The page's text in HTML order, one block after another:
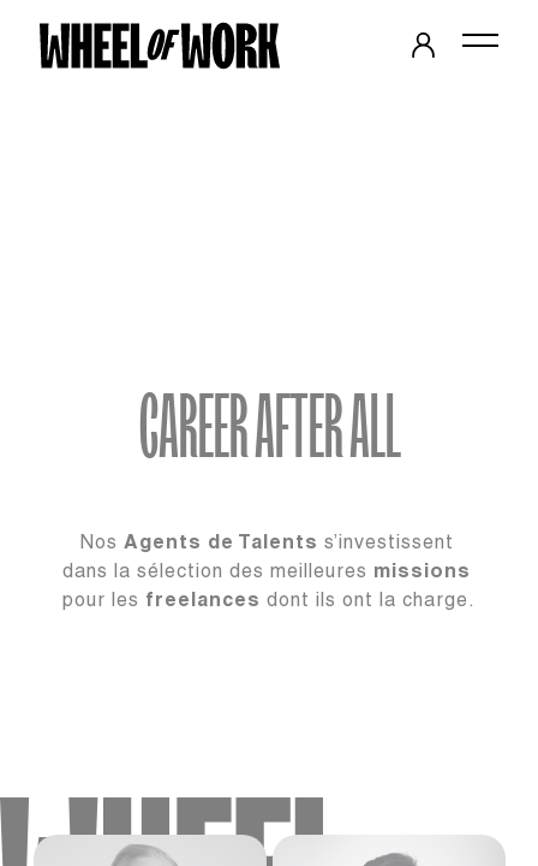
CAREER AFTER ALL
Nos Agents de Talents s’investissent
dans la sélection des meilleures missions
pour les freelances dont ils ont la charge.